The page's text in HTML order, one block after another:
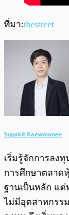
ที่มา:thestreet
Supakit Kaewmanee
เริ่มรู้จักการลง
การศึกษาตลาด
ฐานเป็นหลัก แต่
ไม่มีอุตสาหกรร